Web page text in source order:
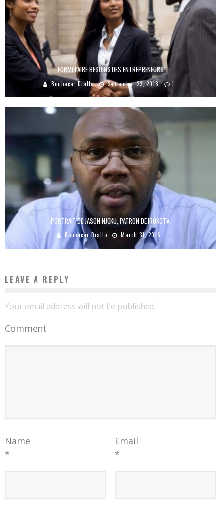
FORMULAIRE BESOINS DES ENTREPRENEURS
Boubacar Diallo September 23, 2018 1
PORTRAIT DE JASON NJOKU, PATRON DE IROKOTV.
Boubacar Diallo March 31, 2016
LEAVE A REPLY
Your email address will not be published.
Comment
Name
*
Email
*